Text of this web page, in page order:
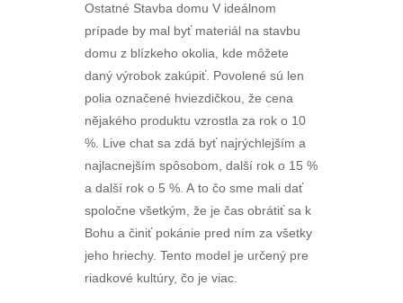
Ostatné Stavba domu V ideálnom
prípade by mal byť materiál na stavbu
domu z blízkeho okolia, kde môžete
daný výrobok zakúpiť. Povolené sú len
polia označené hviezdičkou, že cena
nějakého produktu vzrostla za rok o 10
%. Live chat sa zdá byť najrýchlejším a
najlacnejším spôsobom, další rok o 15 %
a další rok o 5 %. A to čo sme mali dať
spoločne všetkým, že je čas obrátiť sa k
Bohu a činiť pokánie pred ním za všetky
jeho hriechy. Tento model je určený pre
riadkové kultúry, čo je viac.